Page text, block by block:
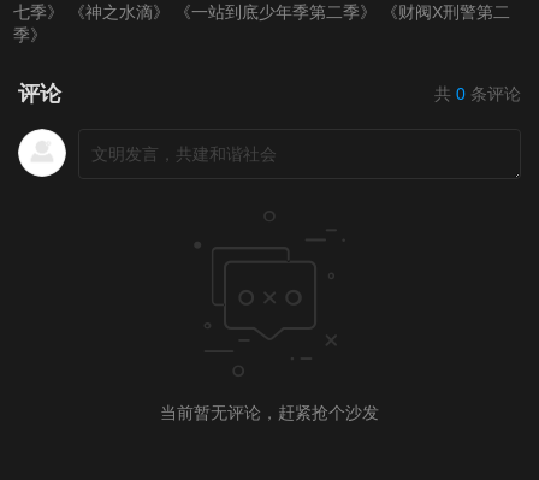
七季》
《神之水滴》 《一站到底少年季第二季》
《财阀X刑警第二
季》
评论 共 0 条评论
当前暂无评论，赶紧抢个沙发